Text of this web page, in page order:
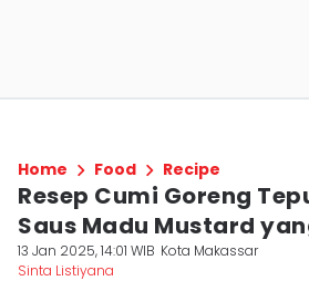
Home Food Recipe
Resep Cumi Goreng
Saus Madu Mustard
13 Jan 2025, 14:01 WIB Kota Makassar
Sinta Listiyana